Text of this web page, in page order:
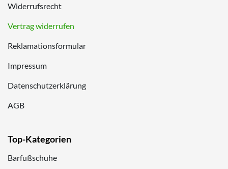
Widerrufsrecht
Vertrag widerrufen
Reklamationsformular
Impressum
Datenschutzerklärung
AGB
Top-Kategorien
Barfußschuhe